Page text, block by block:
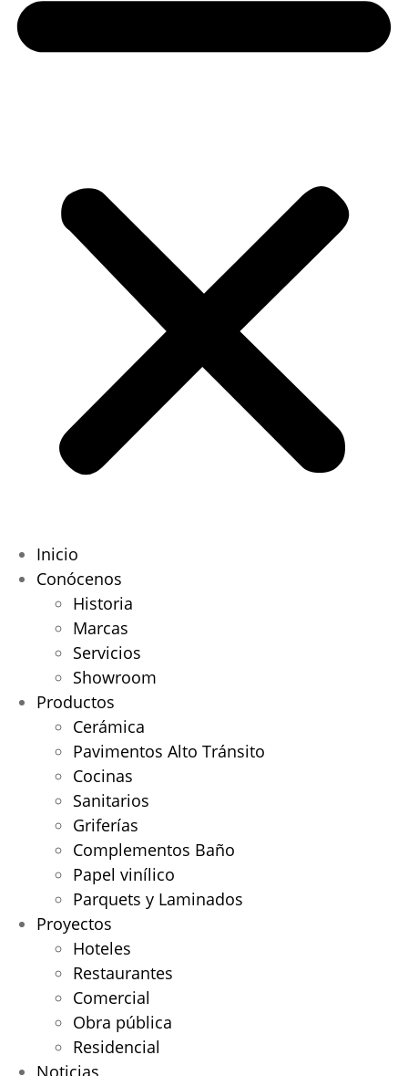
Inicio
Conócenos
Historia
Marcas
Servicios
Showroom
Productos
Cerámica
Pavimentos Alto Tránsito
Cocinas
Sanitarios
Griferías
Complementos Baño
Papel vinílico
Parquets y Laminados
Proyectos
Hoteles
Restaurantes
Comercial
Obra pública
Residencial
Noticias